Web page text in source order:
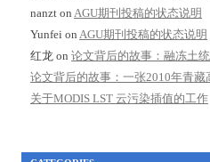
nanzt on AGU期刊投稿的状态说明
Yunfei on AGU期刊投稿的状态说明
红龙 on 论文背后的故事：融冻土
论文背后的故事：一张2010年青藏
关于MODIS LST 云污染插值的工作